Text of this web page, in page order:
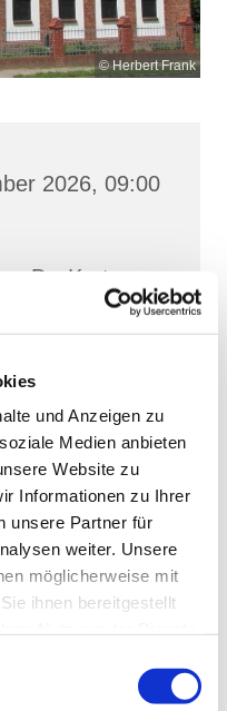
und Anzeigen zu
Medien anbieten
Website zu
Informationen zu Ihrer
unsere Partner für
weiter. Unsere
möglicherweise mit
ihnen bereitgestellt
© Herbert Frank
2026, 09:00
Dr.-Kurt-
Grimmen